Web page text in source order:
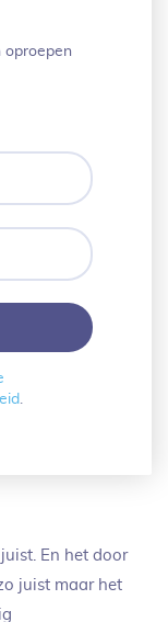
oproepen
En het door
juist maar het